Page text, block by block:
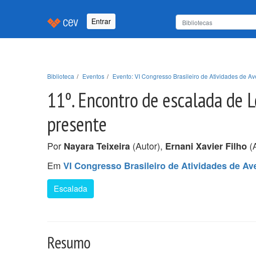
Entrar
Biblioteca Eventos Evento: VI Congresso Brasileiro de Atividades de
11º. Encontro de escalada de
presente
Por Nayara Teixeira (Autor), Ernani Xavier Filho
Em VI Congresso Brasileiro de Atividades de
Escalada
Resumo